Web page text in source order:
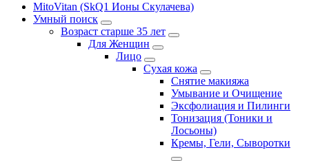
MitoVitan (SkQ1 Ионы Скулачева)
Умный поиск
Возраст старше 35 лет
Для Женщин
Лицо
Сухая кожа
Снятие макияжа
Умывание и Очищение
Эксфолиация и Пилинги
Тонизация (Тоники и
Лосьоны)
Кремы, Гели, Сыворотки